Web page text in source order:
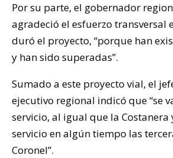
Por su parte, el gobernador
agradeció el esfuerzo transversal
duró el proyecto, “porque han
y han sido superadas”.
Sumado a este proyecto vial, el
ejecutivo regional indicó que “se
servicio, al igual que la Costanera
servicio en algún tiempo las
Coronel”.